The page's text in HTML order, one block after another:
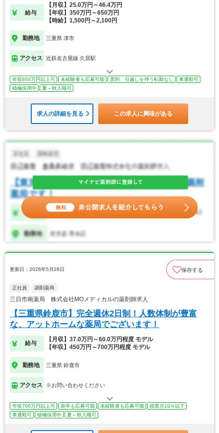
給与
【月収】25.0万円～46.4万円
【年収】350万円～650万円
【時給】1,500円～2,100円
勤務地 三重県 津市
アクセス 近鉄名古屋線 久居駅
年収650万円以上可 未経験者も応募可能 原則、引越しを伴う転勤なし
車通勤可
積極採用中
夏～秋入職可
求人の詳細を見る この求人に興味がある
更新日：2026年5月26日 保存する
正社員 調剤薬局
三日市南薬局 株式会社MOメディカルの薬剤師求人
【三重県鈴鹿市】完全週休2日制！人数体制が豊富
な、アットホームな薬局でございます！
給与
【月収】37.0万円～60.0万円程度 モデル
【年収】450万円～700万円程度 モデル
勤務地 三重県 鈴鹿市
アクセス ※お問い合わせください
年収700万円以上可 新卒も応募可能 未経験者も応募可能
残業月10ｈ以下
車通勤可
積極採用中 夏～秋入職可